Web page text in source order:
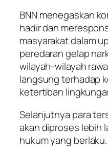
BNN menegaskan
hadir dan
masyarakat dalam
peredaran gelap
wilayah-wilayah
langsung terhadap
ketertiban
Selanjutnya para
akan diproses lebih
hukum yang berlaku.